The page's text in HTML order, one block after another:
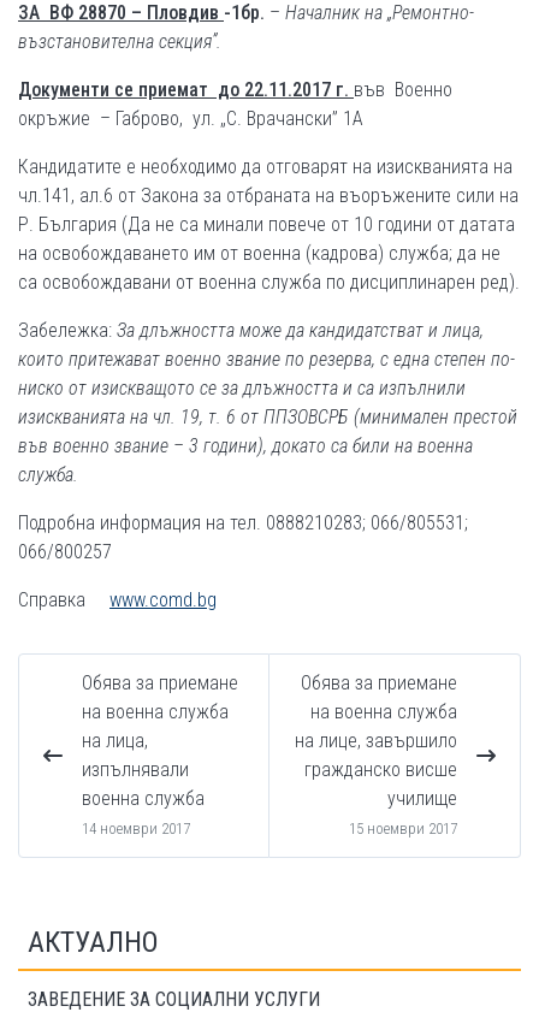
ЗА ВФ 28870 – Пловдив -1бр. – Началник на „Ремонтно-
възстановителна секция”.
Документи се приемат до 22.11.2017 г. във Военно
окръжие – Габрово, ул. „С. Врачански” 1А
Кандидатите е необходимо да отговарят на изискванията на
чл.141, ал.6 от Закона за отбраната на въоръжените сили на
Р. България (Да не са минали повече от 10 години от датата
на освобождаването им от военна (кадрова) служба; да не
са освобождавани от военна служба по дисциплинарен ред).
Забележка: За длъжността може да кандидатстват и лица,
които притежават военно звание по резерва, с една степен по-
ниско от изискващото се за длъжността и са изпълнили
изискванията на чл. 19, т. 6 от ППЗОВСРБ (минимален престой
във военно звание – 3 години), докато са били на военна
служба.
Подробна информация на тел. 0888210283; 066/805531;
066/800257
Справка www.comd.bg
Обява за приемане
на военна служба
на лица,
изпълнявали
военна служба
14 ноември 2017
Обява за приемане
на военна служба
на лице, завършило
гражданско висше
училище
15 ноември 2017
АКТУАЛНО
ЗАВЕДЕНИЕ ЗА СОЦИАЛНИ УСЛУГИ